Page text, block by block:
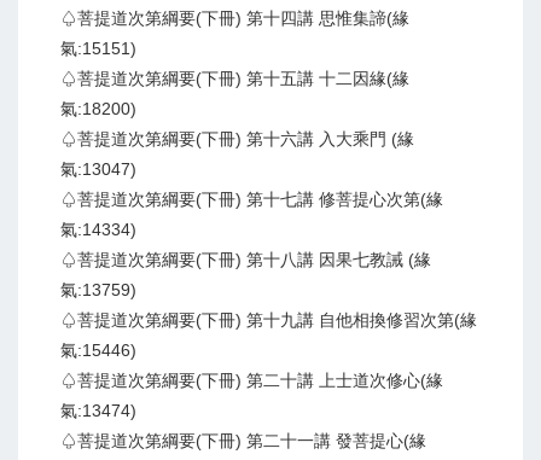
♤菩提道次第綱要(下冊) 第十四講 思惟集諦(緣
氣:15151)
♤菩提道次第綱要(下冊) 第十五講 十二因緣(緣
氣:18200)
♤菩提道次第綱要(下冊) 第十六講 入大乘門 (緣
氣:13047)
♤菩提道次第綱要(下冊) 第十七講 修菩提心次第(緣
氣:14334)
♤菩提道次第綱要(下冊) 第十八講 因果七教誡 (緣
氣:13759)
♤菩提道次第綱要(下冊) 第十九講 自他相換修習次第(緣
氣:15446)
♤菩提道次第綱要(下冊) 第二十講 上士道次修心(緣
氣:13474)
♤菩提道次第綱要(下冊) 第二十一講 發菩提心(緣